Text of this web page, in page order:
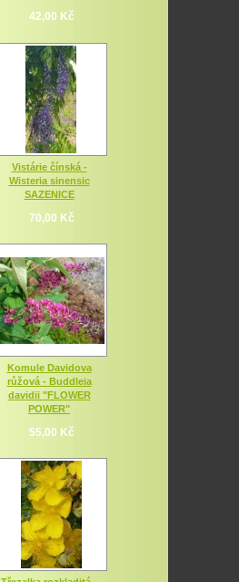
42,00 Kč
Vistárie čínská -
Wisteria sinensic
SAZENICE
70,00 Kč
Komule Davidova
růžová - Buddleia
davidii "FLOWER
POWER"
55,00 Kč